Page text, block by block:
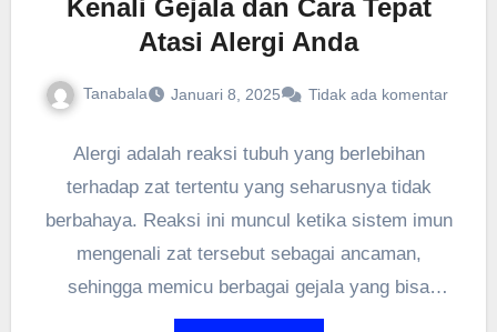
Kenali Gejala dan Cara Tepat
Atasi Alergi Anda
Tanabala Januari 8, 2025 Tidak ada komentar
Alergi adalah reaksi tubuh yang berlebihan
terhadap zat tertentu yang seharusnya tidak
berbahaya. Reaksi ini muncul ketika sistem imun
mengenali zat tersebut sebagai ancaman,
sehingga memicu berbagai gejala yang bisa
mengganggu aktivitas harian. Mengetahui